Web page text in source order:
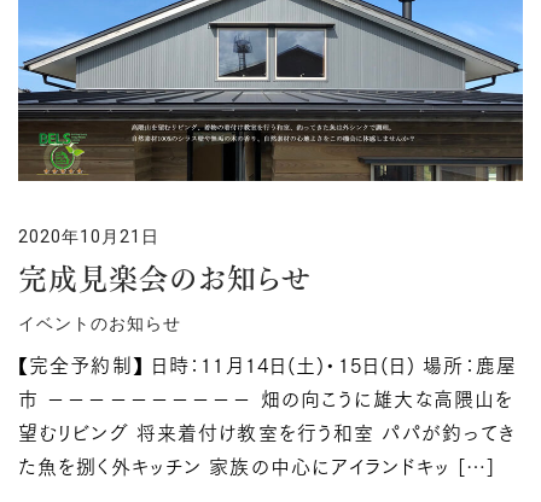
2020年10月21日
完成見楽会のお知らせ
イベントのお知らせ
【完全予約制】 日時：11月14日(土)・15日(日) 場所：鹿屋
市 －－－－－－－－－－ 畑の向こうに雄大な高隈山を
望むリビング 将来着付け教室を行う和室 パパが釣ってき
た魚を捌く外キッチン 家族の中心にアイランドキッ […]